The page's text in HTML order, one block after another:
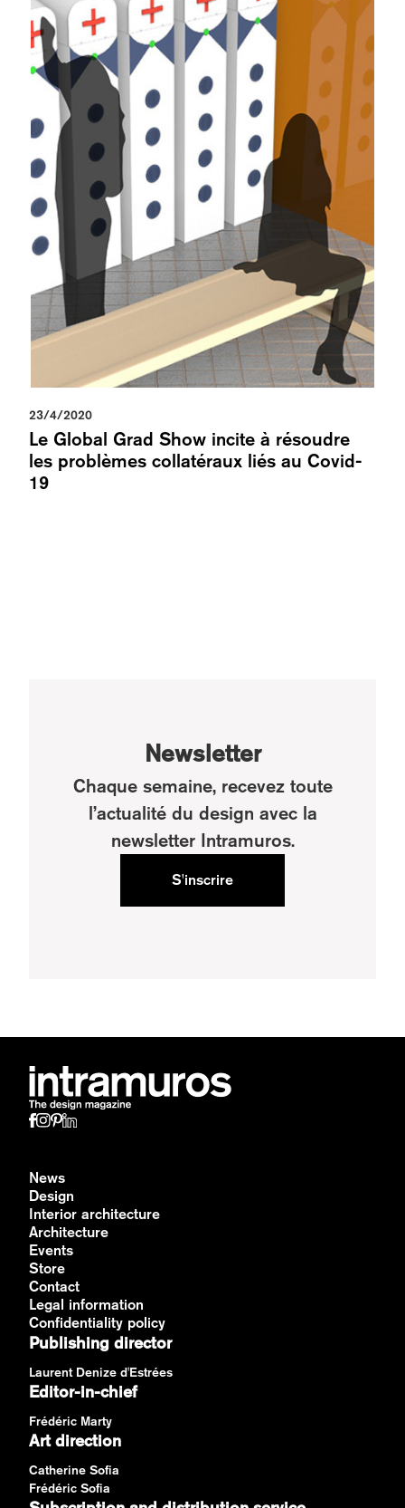
23/4/2020
Le Global Grad Show incite à résoudre
les problèmes collatéraux liés au Covid-
19
Newsletter
Chaque semaine, recevez toute
l’actualité du design avec la
newsletter Intramuros.
S'inscrire
News
Design
Interior architecture
Architecture
Events
Store
Contact
Legal information
Confidentiality policy
Publishing director
Laurent Denize d'Estrées
Editor-in-chief
Frédéric Marty
Art direction
Catherine Sofia
Frédéric Sofia